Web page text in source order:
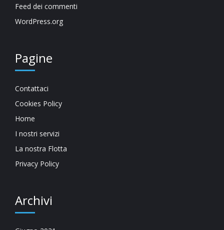
Feed dei commenti
WordPress.org
Pagine
Contattaci
Cookies Policy
Home
I nostri servizi
La nostra Flotta
Privacy Policy
Archivi